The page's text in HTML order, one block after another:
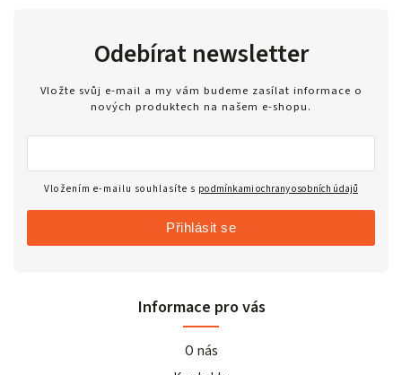
Odebírat newsletter
Vložte svůj e-mail a my vám budeme zasílat informace o
nových produktech na našem e-shopu.
Vložením e-mailu souhlasíte s podmínkami ochrany osobních údajů
Přihlásit se
Informace pro vás
O nás